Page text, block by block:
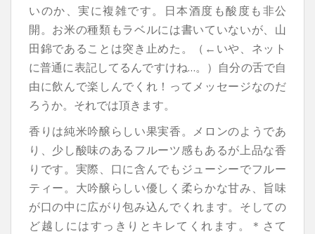
いのか、実に複雑です。日本酒度も酸度も非公
開。お米の種類もラベルには書いていないが、山
田錦であることは突き止めた。（←いや、ネット
に普通に表記してるんですけね…。）自分の舌で自
由に飲んで楽しんでくれ！ってメッセージなのだ
ろうか。 それでは頂きます。
香りは純米吟醸らしい果実香。メロンのようであ
り、少し酸味のあるフルーツ感もあるが上品な香
りです。実際、口に含んでもジューシーでフルー
ティー。大吟醸らしい優しく柔らかな甘み、旨味
が口の中に広がり包み込んでくれます。そしての
ど越しにはすっきりとキレてくれます。＊さて